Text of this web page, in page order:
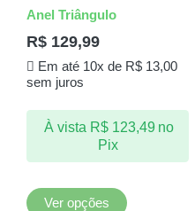
Anel Triângulo
R$ 129,99
Em até 10x de R$13,00
sem juros
À vista R$123,49 no
Pix
Ver opções
As
podem
ser
página